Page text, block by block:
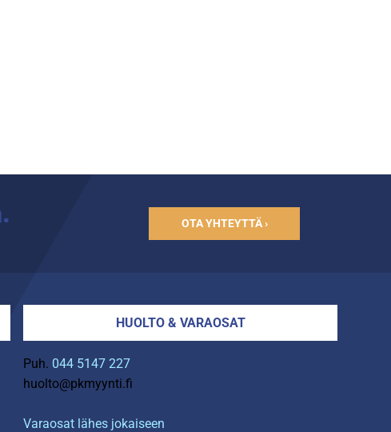
OTA YHTEYTTÄ ›
HUOLTO & VARAOSAT
Puh. 044 5147 227
huolto@pkmyynti.fi
Varaosat lähes jokaiseen